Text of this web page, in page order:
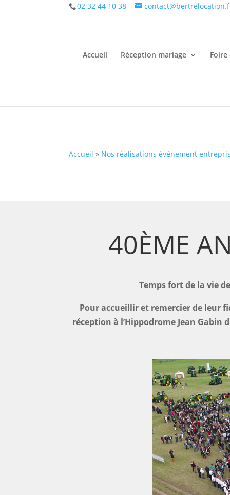
02 32 44 10 38
Accueil Réception mariage
Accueil » Nos réalisations événement
40ÈME
Temps fort de la vie
Pour accueillir et remercier de leur
réception à l’Hippodrome Jean Gabin